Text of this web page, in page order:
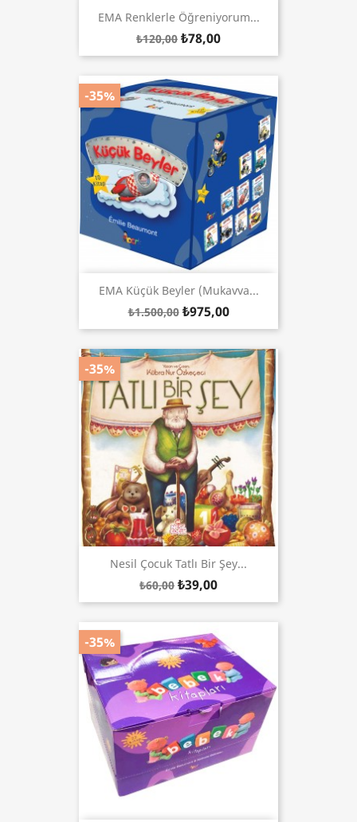
EMA Renklerle Öğreniyorum...
₺120,00 ₺78,00
EMA Küçük Beyler (Mukavva...
₺1.500,00 ₺975,00
-35%
Nesil Çocuk Tatlı Bir Şey...
₺60,00 ₺39,00
-35%
-35%